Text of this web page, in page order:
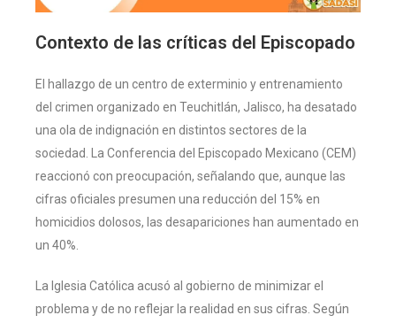
Contexto de las críticas del Episcopado
El hallazgo de un centro de exterminio y entrenamiento
del crimen organizado en Teuchitlán, Jalisco, ha desatado
una ola de indignación en distintos sectores de la
sociedad. La Conferencia del Episcopado Mexicano (CEM)
reaccionó con preocupación, señalando que, aunque las
cifras oficiales presumen una reducción del 15% en
homicidios dolosos, las desapariciones han aumentado en
un 40%.
La Iglesia Católica acusó al gobierno de minimizar el
problema y de no reflejar la realidad en sus cifras. Según